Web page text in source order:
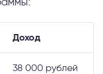
Доход
38 000 рублей